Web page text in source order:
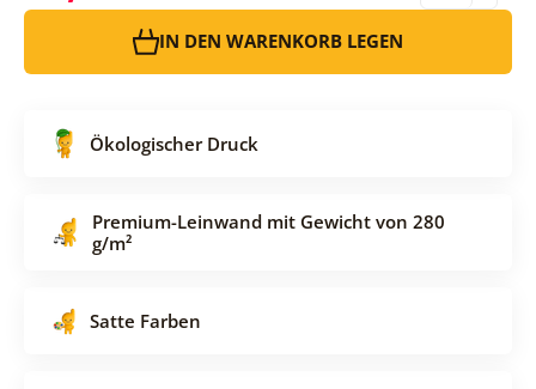
IN DEN WARENKORB LEGEN
Ökologischer Druck
Premium-Leinwand mit Gewicht von 280
g/m²
Satte Farben